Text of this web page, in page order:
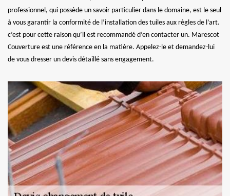
professionnel, qui possède un savoir particulier dans le domaine, est le seul
à vous garantir la conformité de l’installation des tuiles aux règles de l’art.
c’est pour cette raison qu’il est recommandé d’en contacter un. Marescot
Couverture est une référence en la matière. Appelez-le et demandez-lui
de vous dresser un devis détaillé sans engagement.